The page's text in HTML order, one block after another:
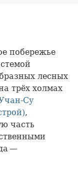
побережье
лесных
трёх холмах
Су
,
часть
—